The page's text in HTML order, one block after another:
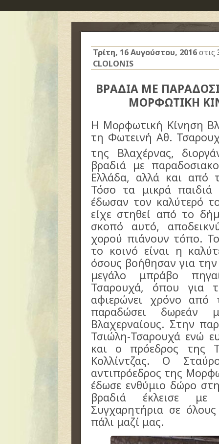
Τρίτη, 16 Αυγούστου, 2016στις
CLOLONIS
ΒΡΑΔΙΑ ΜΕ
ΜΟΡΦΩΤΙΚΗ
Η Μορφωτική Κίνηση
τη Φωτεινή Αθ.
της Βλαχέρνας,
βραδιά με
Ελλάδα, αλλά και από
Τόσο τα μικρά παιδιά
έδωσαν τον καλύτερό
είχε στηθεί από το
σκοπό αυτό,
χορού πιάνουν τόπο.
το κοινό είναι η
όσους βοήθησαν για
μεγάλο μπράβο
Τσαρουχά, όπου για
αφιερώνει χρόνο από
παραδώσει δωρεάν
Βλαχερναίους. Στην
Τσιώλη-Τσαρουχά ενώ
και ο πρόεδρος της
Κολλίντζας. Ο
αντιπρόεδρος της
έδωσε ενθύμιο δώρο
βραδιά έκλεισε
Συγχαρητήρια σε
πάλι μαζί μας.